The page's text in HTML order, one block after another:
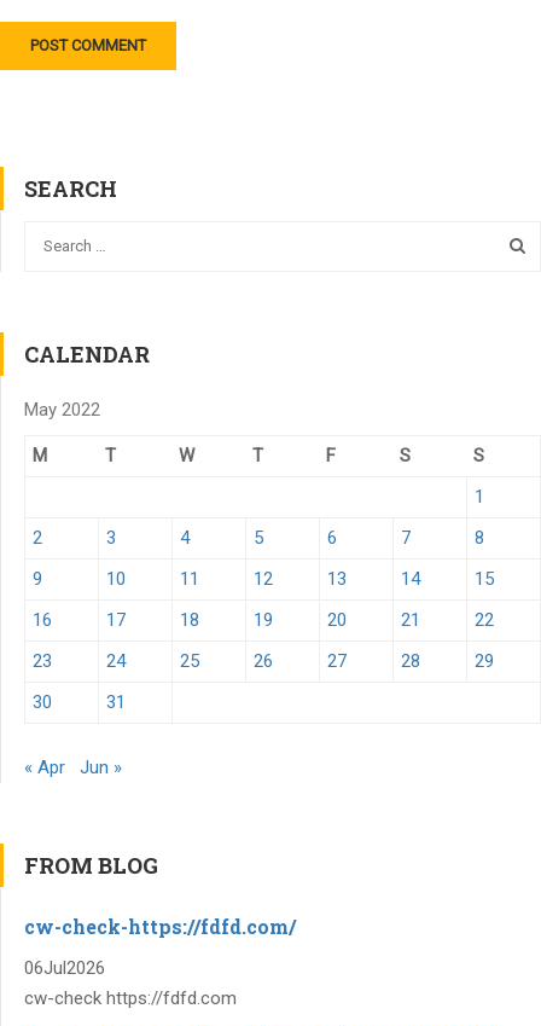
SEARCH
CALENDAR
May 2022
M T W T F S
S
1
2
3 4 5 6 7
8
9
10 11 12 13 14
15
16
17 18 19 20 21
22
23
24 25 26 27 28
29
30
31
« Apr Jun »
FROM BLOG
cw-check-https://fdfd.com/
06Jul2026
cw-check https://fdfd.com